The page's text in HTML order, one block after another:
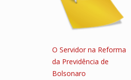
O Servidor na Reforma
da Previdência de
Bolsonaro